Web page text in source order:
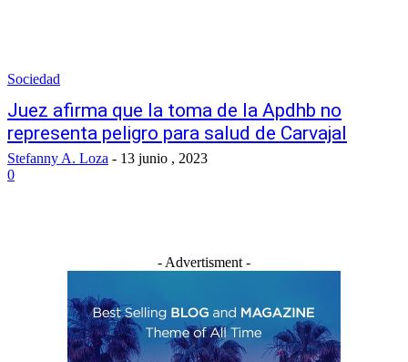
Sociedad
Juez afirma que la toma de la Apdhb no
representa peligro para salud de Carvajal
Stefanny A. Loza - 13 junio , 2023
0
- Advertisment -